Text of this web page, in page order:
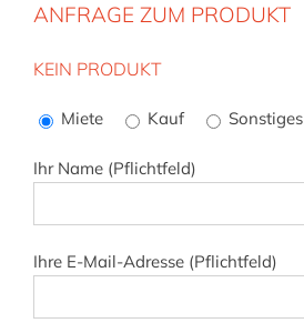
ANFRAGE ZUM PRODUKT
Bitte
dieses
leer.
KEIN PRODUKT
Miete Kauf Sonstiges
Ihr Name (Pflichtfeld)
Ihre E-Mail-Adresse (Pflichtfeld)